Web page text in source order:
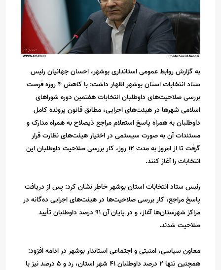
به گزارش روابط عمومی استانداری بوشهر، احسان جهانیان رئیس
ستاد انتخابات استان بوشهر اظهار داشت: با کاهش ۴ روزه فرصت
بررسی صلاحیت‌های داوطلبان انتخابات هفتمین دوره شوراهای
اسلامی شهرها در هیئت‌های اجرایی، مطابق قانون پرونده کامل
داوطلبان به همراه پاسخ استعلام مراجع ذیصلاح به همراه مدارک و
مستندات آن به صورت سیستمی در اختیار هیئت‌های نظارت قرار
گرفت تا از امروز به مدت ۱۲ روز، کار بررسی صلاحیت داوطلبان این
انتخابات را آغاز کنند.
رئیس ستاد انتخابات استان بوشهر خاطر نشان کرد: پس از دریافت
پاسخ مراجع، کار بررسی‌ صلاحیت‌ها در هیئت‌های اجرایی ده‌گانه در
مراکز شهرستان‌ها آغاز، و در پایان آن ۹۱ درصد داوطلبان تأیید
صلاحیت شدند.
معاون سیاسی، امنیتی و اجتماعی استاندار بوشهر در ادامه افزود:
همچنین تنها ۲ درصد داوطلبان ۴۱ شهر استان، رد و ۵ درصد نیز با